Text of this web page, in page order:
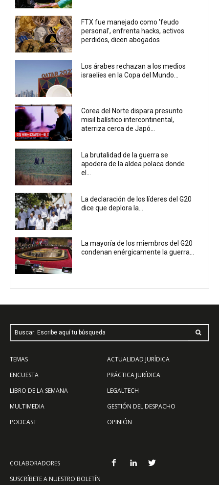
FTX fue manejado como 'feudo
personal', enfrenta hacks, activos
perdidos, dicen abogados
Los árabes rechazan a los medios
israelíes en la Copa del Mundo...
Corea del Norte dispara presunto
misil balístico intercontinental,
aterriza cerca de Japó...
La brutalidad de la guerra se
apodera de la aldea polaca donde
el...
La declaración de los líderes del G20
dice que deplora la...
La mayoría de los miembros del G20
condenan enérgicamente la guerra...
Buscar: Escribe aquí tu búsqueda
TEMAS
ENCUESTA
LIBRO DE LA SEMANA
MULTIMEDIA
PODCAST
ACTUALIDAD JURÍDICA
PRÁCTICA JURÍDICA
LEGALTECH
GESTIÓN DEL DESPACHO
OPINIÓN
COLABORADORES
SUSCRÍBETE A NUESTRO BOLETÍN